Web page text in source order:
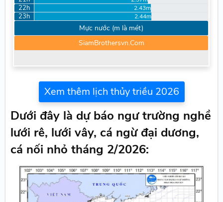
22h 2.43m
23h 2.44m
Mực nước (m là mét)
SiamBrothersvn.Com
Xem thêm lịch thủy triều 2026
Dưới đây là dự báo ngư trường nghề
lưới rê, lưới vây, cá ngừ đại dương,
cá nối nhỏ tháng 2/2026: